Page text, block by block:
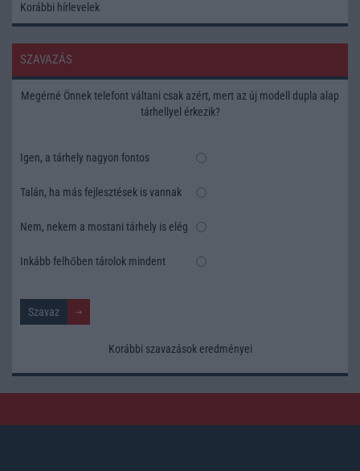
Korábbi hírlevelek
SZAVAZÁS
Megérné Önnek telefont váltani csak azért, mert az új modell dupla alap
tárhellyel érkezik?
Igen, a tárhely nagyon fontos
Talán, ha más fejlesztések is vannak
Nem, nekem a mostani tárhely is elég
Inkább felhőben tárolok mindent
Korábbi szavazások eredményei